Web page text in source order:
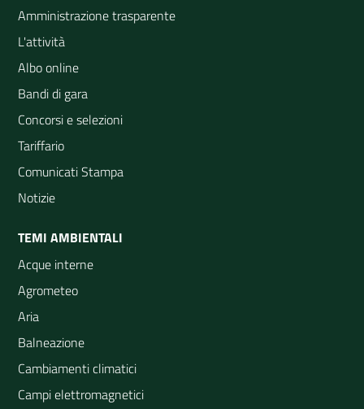
Amministrazione trasparente
L'attività
Albo online
Bandi di gara
Concorsi e selezioni
Tariffario
Comunicati Stampa
Notizie
TEMI AMBIENTALI
Acque interne
Agrometeo
Aria
Balneazione
Cambiamenti climatici
Campi elettromagnetici